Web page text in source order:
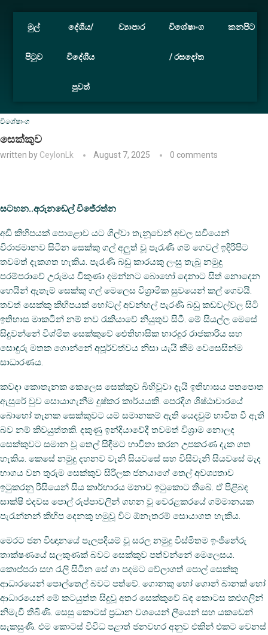
මුල්
පිටුව
දේශීය/
විදේශීය
පුවත්
ව්‍යාපාර විශේෂාංග
/ රසදෝත
කනපිට
විශේෂාංග
සෙක්කුව
written by CeylonLk August 7, 2025 0 comments
සටහන..අරුනඩෙල් විජේරත්න
අඩි කිහිපයක් පොළොව යට ගිල්වා තැනූවෙන් අචල සවියෙන්
විරාජමානව සිටින සෙක්කු ගල් අලුත් වූ පැරැණි ගම් ගෙවල් ඉදිරිපිට
තවමත් දැකගත හැකිය. පැරැණි බඩු කාරයකු ලංසු තැබූ නමුදු
පරම්පරාවේ උරුමය විකුණා දමන්නට බොහෝ දෙනාට සිත් නොදෙන
හෙයින් ඇතැම් සෙක්කු ගල් මෙලෙස විශ්‍රාමික සුවයෙන් කල් ගෙවයි.
තවත් සෙක්කු කිහිපයක් හෝටල් අවන්හල් පැරණි බඩු කඩවල්වල සිටි
ඉතිහාස මාකටින් නම් නව රැකියාවේ නියුතුව සිටී. මේ සියල්ල මෙසේ
සිදුවන්නේ විශ්මිත සෙක්කුවේ ඓතිහාසික භාරදූර රාජකාරිය සහ
සොඳුරු මතක ගොන්නේ අපූර්වත්වය නිසා යැයි කීම වෙසෙසින්ම
සාධාරණය.
කවදා කොතැනක කෙලෙස සෙක්කුව බිහිවූවා දැයි ඉතිහාසය පතපොත
ඇසුරේ වුව සොයාගැනීම දුෂ්කර කාර්යයකි. පෙරදිග ශිෂ්ඨාචාරයේ
බොහෝ තැනක සෙක්කුවට යම් සමානකම් ඇති යෙදවුම් භාවිත වී ඇති
බව නම් කිවයුත්තකි. දකුණු ඉන්දියාවේදී තවමත් විශ්‍රාම නොලද
සෙක්කුවට සමාන වූ තෙල් සිඳීමට භාවිතා කරන උපකරණ දැක ගත
හැකිය. කෙසේ නමුදු දහනව වැනි සියවසේ සහ විසිවැනි සියවසේ මැද
භාගය වන තුරුම සෙක්කුව සිරිලක ජනයාගේ තෙල් අවශ්‍යතාව
ඉටුකරනු රිසියෙන් සිය කාර්භාරය මනාව ඉටුකොට තිබේ. ඒ පිළිබඳ
සාක්ෂි එදවස පොල් රුප්පාවලින් ගහන වූ වෙරළකරයේ ගම්මානයක
පැරැන්නන් කිහිප දෙනකු හමුවූ විට ඕනෑතරම් සොයාගත හැකිය.
මෙරට ජන විඥානයේ පැලපදියම් වූ සරල නමුදු විස්මිතම ඉංජිනේරු
තාක්ෂණයේ සලකුණක් බවට සෙක්කුව පත්වන්නේ මෙලෙසය.
කොප්පරා සහ රැලි සිටින සේ ගා පදමට වේලාගත් පොල් සෙක්කු
ආධාරයෙන් පොල්තෙල් බවට පත්වේ. ගොනකු හෝ ගොන් බානක්‌ හෝ
ආධාරයෙන් මේ කටයුත්ත සිදුවූ අතර සෙක්කුවේ බඳ කොටස කළුගලින්
නිමැවී තිබිණි. සෙසු කොටස්‌ ප්‍රධාන වශයෙන් ලීයෙන් සහ යකඩෙන්
සැකසුණි. එම කොටස් විවිධ පළාත් ජනවහර අනුව එකින් එකට වෙනස්